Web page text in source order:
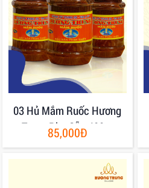
03 Hủ Mắm Ruốc Hương
Trung Pha Sẵn 400gr
85,000Đ